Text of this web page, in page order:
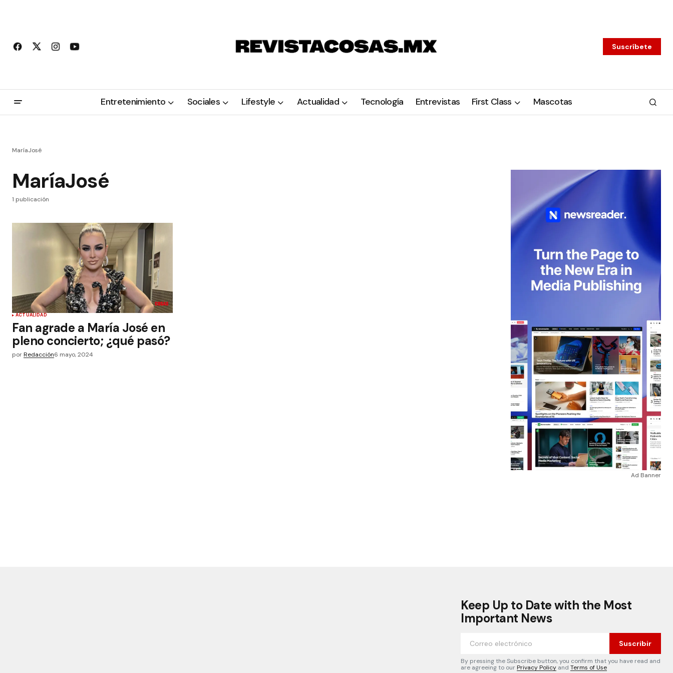
Suscríbete
Entretenimiento Sociales Lifestyle Actualidad Tecnología Entrevistas First Class Mascotas
MaríaJosé
MaríaJosé
1 publicación
ACTUALIDAD
Fan agrade a María José en
pleno concierto; ¿qué pasó?
porRedacción6 mayo, 2024
Ad Banner
Keep Up to Date with the Most
Important News
Suscribir
By pressing the Subscribe button, you confirm that you have read and
are agreeing to ourPrivacy Policy and Terms of Use